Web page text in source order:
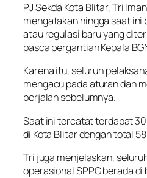
PJ Sekda Kota Blitar, Tri
mengatakan hingga saat ini
atau regulasi baru yang
pasca pergantian Kepala
Karena itu, seluruh
mengacu pada aturan dan
berjalan sebelumnya.
Saat ini tercatat terdapat 30
di Kota Blitar dengan total
Tri juga menjelaskan,
operasional SPPG berada di